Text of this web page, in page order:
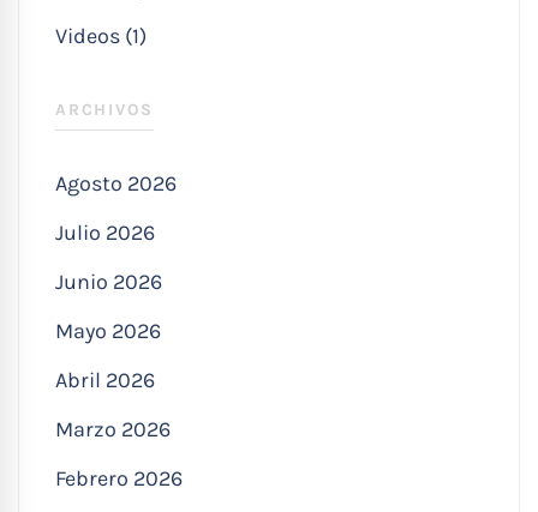
Videos (1)
ARCHIVOS
Agosto 2026
Julio 2026
Junio 2026
Mayo 2026
Abril 2026
Marzo 2026
Febrero 2026